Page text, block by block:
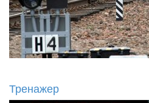
Тренажер